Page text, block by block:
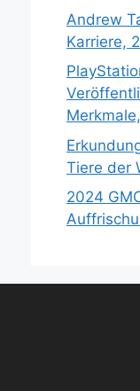
Andrew
Karriere,
Tiere der
2024